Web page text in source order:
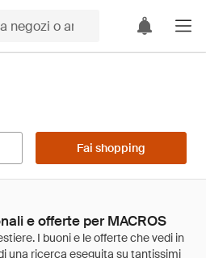
Fai shopping
e offerte per MACROS